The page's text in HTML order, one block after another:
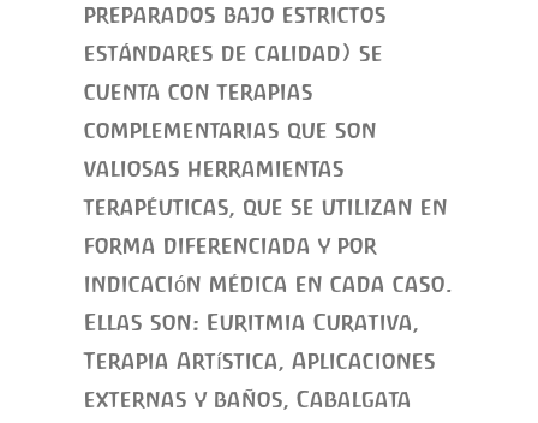
preparados bajo estrictos
estándares de calidad) se
cuenta con terapias
complementarias que son
valiosas herramientas
terapéuticas, que se utilizan en
forma diferenciada y por
indicación médica en cada caso.
Ellas son: Euritmia Curativa,
Terapia Artística, Aplicaciones
externas y baños, Cabalgata